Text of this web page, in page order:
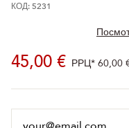
КОД: 5231
45,00 € РРЦ* 60,00